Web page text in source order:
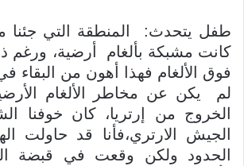
طفل يتحدث: المنطقة التي جئنا
كانت مشبكة بألغام أرضية، ورغم
فوق الألغام فهذا أهون من البقاء في
لم يكن عن مخاطر الألغام
الخروج من إرتريا، كان خوفنا
الجيش الارتري،فأنا قد حاولت
الحدود ولكن وقعت في قبضة